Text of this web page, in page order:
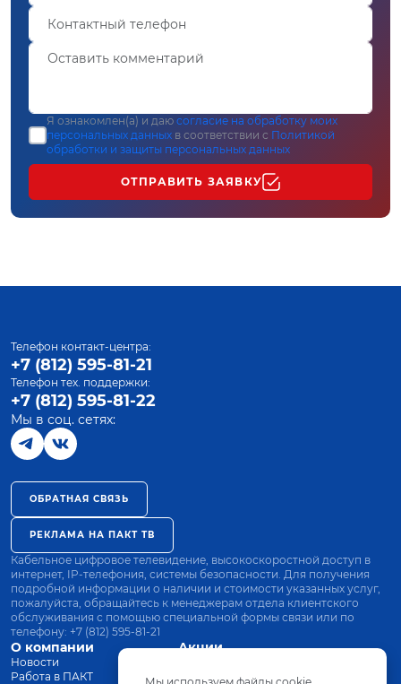
Я ознакомлен(а) и даю согласие на обработку моих
персональных данных в соответствии с Политикой
обработки и защиты персональных данных
ОТПРАВИТЬ ЗАЯВКУ
О компании
Новости
Работа в ПАКТ
Акции
Оплата
Телефон контакт-центра:
+7 (812) 595-81-21
Телефон тех. поддержки:
+7 (812) 595-81-22
Мы в соц. сетях:
ОБРАТНАЯ СВЯЗЬ
РЕКЛАМА НА ПАКТ ТВ
Кабельное цифровое телевидение, высокоскоростной доступ в
интернет, IP-телефония, системы безопасности. Для получения
подробной информации о наличии и стоимости указанных услуг,
пожалуйста, обращайтесь к менеджерам отдела клиентского
обслуживания с помощью специальной формы связи или по
телефону: +7 (812) 595-81-21